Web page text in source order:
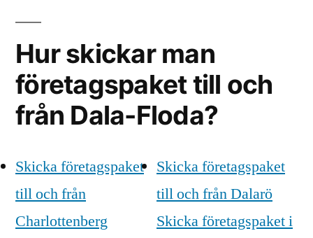
Hur skickar man
företagspaket till och
från Dala-Floda?
Skicka företagspaket
till och från
Charlottenberg
Skicka företagspaket
till och från Dalarö
Skicka företagspaket i